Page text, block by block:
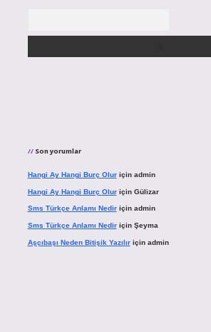
Son yorumlar
Hangi Ay Hangi Burç Oluriçin admin
Hangi Ay Hangi Burç Oluriçin Gülizar
Sms Türkçe Anlamı Nediriçin admin
Sms Türkçe Anlamı Nediriçin Şeyma
Aşçıbaşı Neden Bitişik Yazılıriçin admin